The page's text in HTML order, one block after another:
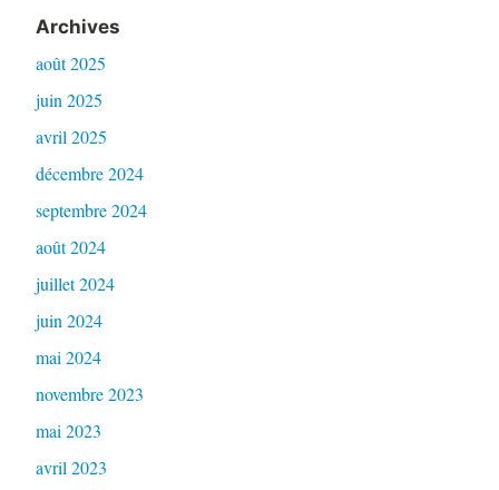
Archives
août 2025
juin 2025
avril 2025
décembre 2024
septembre 2024
août 2024
juillet 2024
juin 2024
mai 2024
novembre 2023
mai 2023
avril 2023